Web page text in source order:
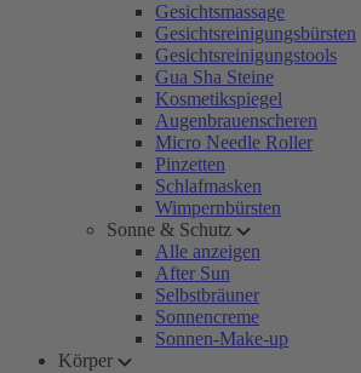
Gesichtsmassage
Gesichtsreinigungsbürsten
Gesichtsreinigungstools
Gua Sha Steine
Kosmetikspiegel
Augenbrauenscheren
Micro Needle Roller
Pinzetten
Schlafmasken
Wimpernbürsten
Sonne & Schutz
Alle anzeigen
After Sun
Selbstbräuner
Sonnencreme
Sonnen-Make-up
Körper